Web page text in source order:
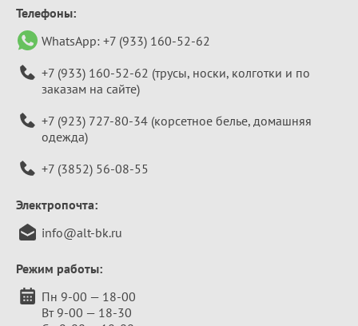
Телефоны:
WhatsApp: +7 (933) 160-52-62
+7 (933) 160-52-62 (трусы, носки, колготки и по
заказам на сайте)
+7 (923) 727-80-34 (корсетное белье, домашняя
одежда)
+7 (3852) 56-08-55
Электропочта:
info@alt-bk.ru
Режим работы:
Пн 9-00 — 18-00
Вт 9-00 — 18-30